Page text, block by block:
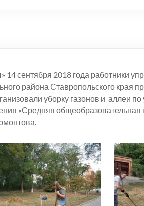
14 сентября 2018 года работники
района Ставропольского края
уборку газонов и аллеи по
«Средняя